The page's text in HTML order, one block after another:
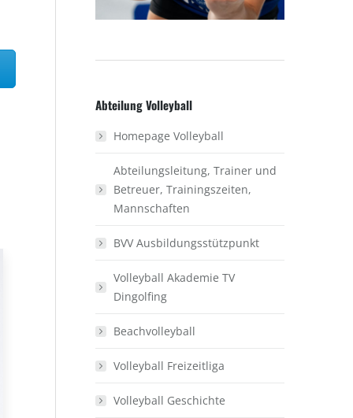
Abteilung Volleyball
Homepage Volleyball
Abteilungsleitung, Trainer und
Betreuer, Trainingszeiten,
Mannschaften
BVV Ausbildungsstützpunkt
Volleyball Akademie TV
Dingolfing
Beachvolleyball
Volleyball Freizeitliga
Volleyball Geschichte